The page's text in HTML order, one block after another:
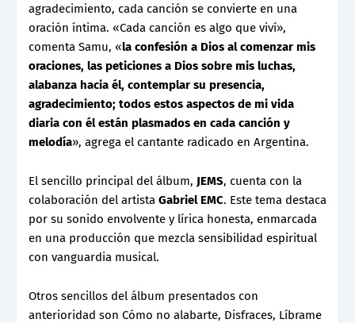
agradecimiento, cada canción se convierte en una
oración íntima. «Cada canción es algo que viví»,
comenta Samu, «la confesión a Dios al comenzar mis
oraciones, las peticiones a Dios sobre mis luchas,
alabanza hacia él, contemplar su presencia,
agradecimiento; todos estos aspectos de mi vida
diaria con él están plasmados en cada canción y
melodía», agrega el cantante radicado en Argentina.
El sencillo principal del álbum, JEMS, cuenta con la
colaboración del artista Gabriel EMC. Este tema destaca
por su sonido envolvente y lírica honesta, enmarcada
en una producción que mezcla sensibilidad espiritual
con vanguardia musical.
Otros sencillos del álbum presentados con
anterioridad son Cómo no alabarte, Disfraces, Líbrame